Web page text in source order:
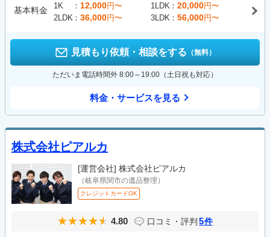
基本料金 1K 12,000円〜 1LDK 20,000円〜
2LDK
36,000円〜 3LDK 56,000円〜
見積もり依頼・相談をする （無料）
ただいま電話時間外 8:00～19:00（土日祝も対応）
料金・サービスを見る
株式会社ピアルカ
[運営会社] 株式会社ピアルカ
（岐阜県関市の遺品整理）
クレジットカードOK
4.80 口コミ・評判 5件